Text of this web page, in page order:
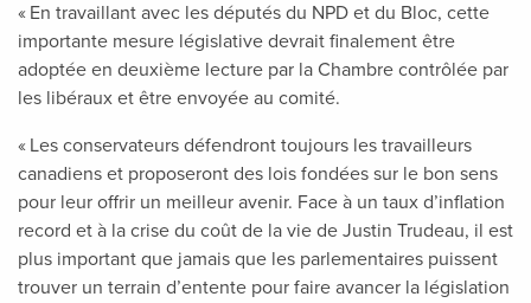
« En travaillant avec les députés du NPD et du Bloc, cette
importante mesure législative devrait finalement être
adoptée en deuxième lecture par la Chambre contrôlée par
les libéraux et être envoyée au comité.
« Les conservateurs défendront toujours les travailleurs
canadiens et proposeront des lois fondées sur le bon sens
pour leur offrir un meilleur avenir. Face à un taux d’inflation
record et à la crise du coût de la vie de Justin Trudeau, il est
plus important que jamais que les parlementaires puissent
trouver un terrain d’entente pour faire avancer la législation